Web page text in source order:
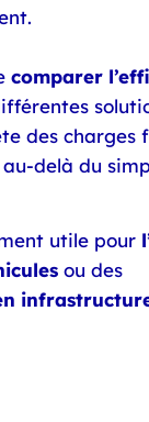
comparer
des charges
delà du
utile pour
ou des